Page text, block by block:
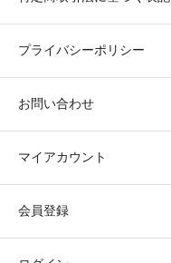
プライバシーポリシー
お問い合わせ
マイアカウント
会員登録